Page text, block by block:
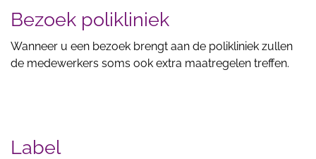
Bezoek polikliniek
Wanneer u een bezoek brengt aan de polikliniek zullen
de medewerkers soms ook extra maatregelen treffen.
Label